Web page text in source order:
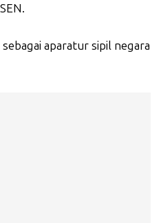
aparatur sipil negara